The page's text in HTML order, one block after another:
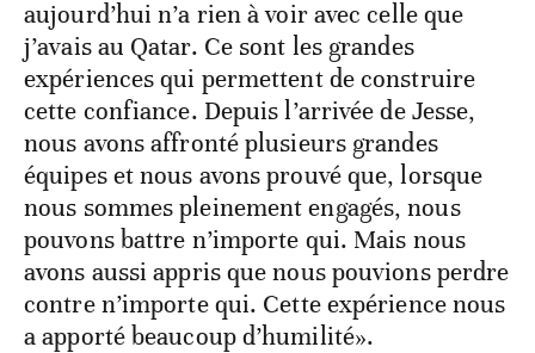
aujourd’hui n’a rien à voir avec celle que
j’avais au Qatar. Ce sont les grandes
expériences qui permettent de construire
cette confiance. Depuis l’arrivée de Jesse,
nous avons affronté plusieurs grandes
équipes et nous avons prouvé que, lorsque
nous sommes pleinement engagés, nous
pouvons battre n’importe qui. Mais nous
avons aussi appris que nous pouvions perdre
contre n’importe qui. Cette expérience nous
a apporté beaucoup d’humilité».